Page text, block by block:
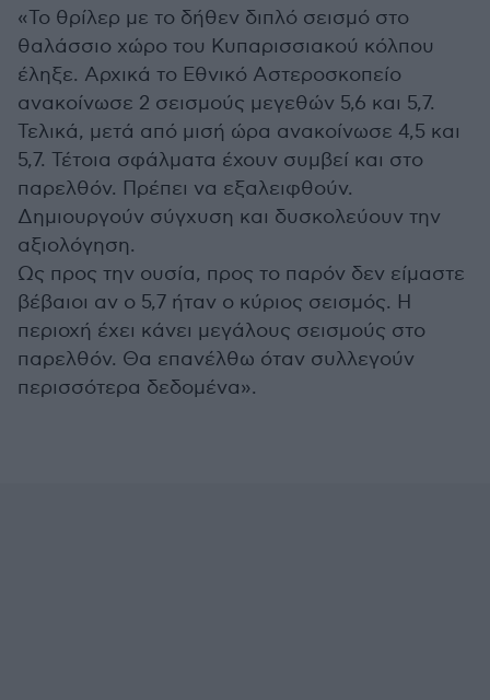
«To θρίλερ με το δήθεν διπλό σεισμό στο
θαλάσσιο χώρο του Κυπαρισσιακού κόλπου
έληξε. Αρχικά το Εθνικό Αστεροσκοπείο
ανακοίνωσε 2 σεισμούς μεγεθών 5,6 και 5,7.
Τελικά, μετά από μισή ώρα ανακοίνωσε 4,5 και
5,7. Τέτοια σφάλματα έχουν συμβεί και στο
παρελθόν. Πρέπει να εξαλειφθούν.
Δημιουργούν σύγχυση και δυσκολεύουν την
αξιολόγηση.
Ως προς την ουσία, προς το παρόν δεν είμαστε
βέβαιοι αν ο 5,7 ήταν ο κύριος σεισμός. Η
περιοχή έχει κάνει μεγάλους σεισμούς στο
παρελθόν. Θα επανέλθω όταν συλλεγούν
περισσότερα δεδομένα».